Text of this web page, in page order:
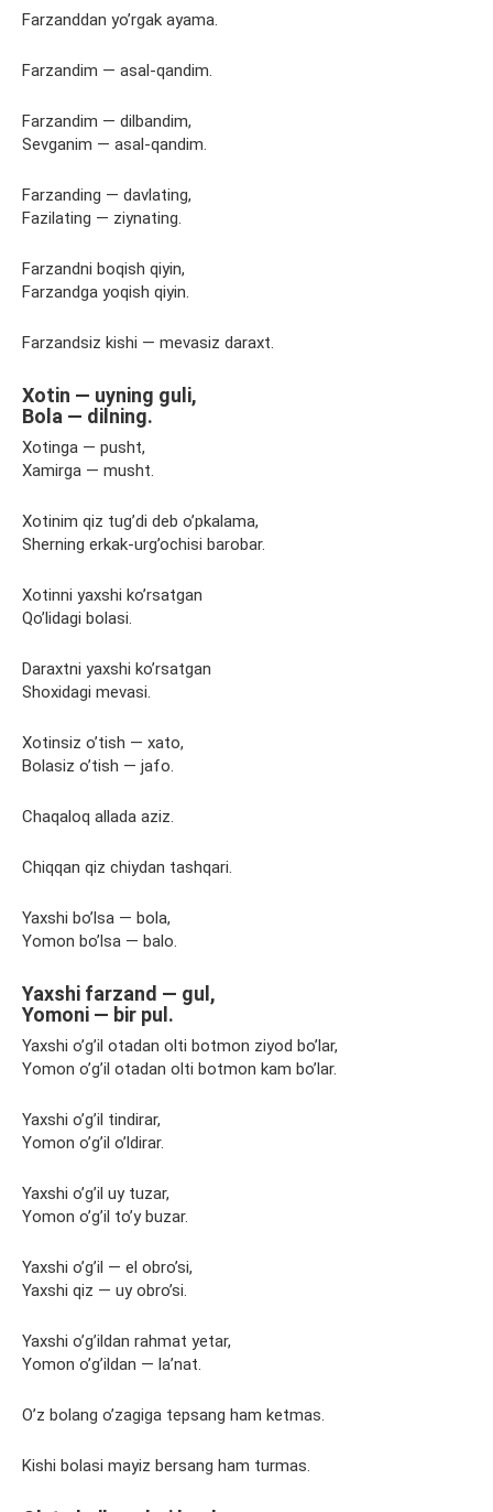
Farzanddan yo’rgak ayama.
Farzandim — asal-qandim.
Farzandim — dilbandim,
Sevganim — asal-qandim.
Farzanding — davlating,
Fazilating — ziynating.
Farzandni boqish qiyin,
Farzandga yoqish qiyin.
Farzandsiz kishi — mevasiz daraxt.
Xotin — uyning guli,
Bola — dilning.
Xotinga — pusht,
Xamirga — musht.
Xotinim qiz tug’di deb o’pkalama,
Sherning erkak-urg’ochisi barobar.
Xotinni yaxshi ko’rsatgan
Qo’lidagi bolasi.
Daraxtni yaxshi ko’rsatgan
Shoxidagi mevasi.
Xotinsiz o’tish — xato,
Bolasiz o’tish — jafo.
Chaqaloq allada aziz.
Chiqqan qiz chiydan tashqari.
Yaxshi bo’lsa — bola,
Yomon bo’lsa — balo.
Yaxshi farzand — gul,
Yomoni — bir pul.
Yaxshi o’g’il otadan olti botmon ziyod bo’lar,
Yomon o’g’il otadan olti botmon kam bo’lar.
Yaxshi o’g’il tindirar,
Yomon o’g’il o’ldirar.
Yaxshi o’g’il uy tuzar,
Yomon o’g’il to’y buzar.
Yaxshi o’g’il — el obro’si,
Yaxshi qiz — uy obro’si.
Yaxshi o’g’ildan rahmat yetar,
Yomon o’g’ildan — la’nat.
O’z bolang o’zagiga tepsang ham ketmas.
Kishi bolasi mayiz bersang ham turmas.